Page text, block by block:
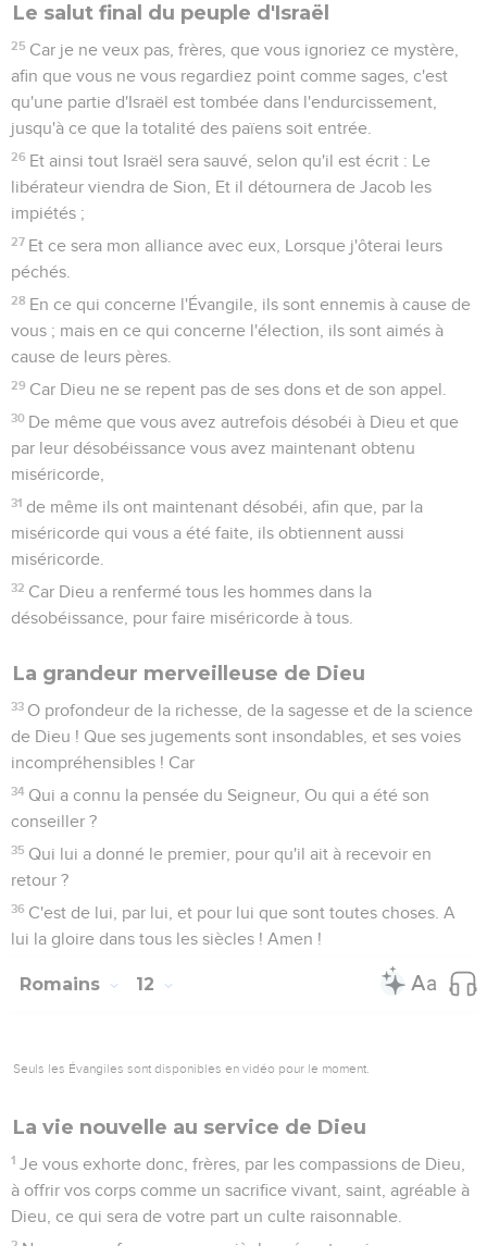
5 Il est donc nécessaire d'être soumis, non seulement par
crainte de la punition, mais encore par motif de conscience.
C'est aussi pour cela que vous payez les impôts. Car les
magistrats sont des ministres de Dieu entièrement appliqués
à cette fonction.
7 Rendez à tous ce qui leur est dû : l'impôt à qui vous devez
l'impôt, le tribut à qui vous devez le tribut, la crainte à qui
vous devez la crainte, l'honneur à qui vous devez l'honneur.
L'amour du prochain
8 Ne devez rien à personne, si ce n'est de vous aimer les uns
les autres ; car celui qui aime les autres a accompli la loi.
9 En effet, les commandements : Tu ne commettras point
d'adultère, tu ne tueras point, tu ne déroberas point, tu ne
convoiteras point, et ceux qu'il peut encore y avoir, se
résument dans cette parole : Tu aimeras ton prochain
comme toi-même.
L'amour ne fait point de mal au prochain : l'amour est donc
l'accomplissement de la loi.
Être prêt pour la venue du Christ
11 Cela importe d'autant plus que vous savez en quel temps
sommeil, car maintenant le salut est plus près de nous que
La nuit est avancée, le jour approche. Dépouillons-nous
donc des oeuvres des ténèbres, et revêtons les armes de la
Marchons honnêtement, comme en plein jour, loin des
querelles et des jalousies.
soin de la chair pour en satisfaire les convoitises.
discutez pas sur les opinions.
Tel croit pouvoir manger de tout : tel autre, qui est faible,